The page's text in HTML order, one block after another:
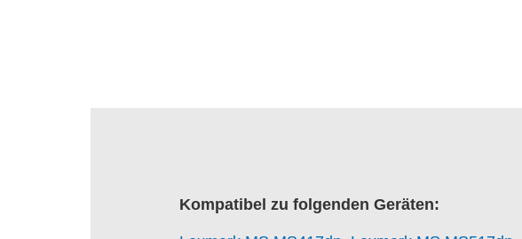
Kompatibel zu folgenden Geräten: